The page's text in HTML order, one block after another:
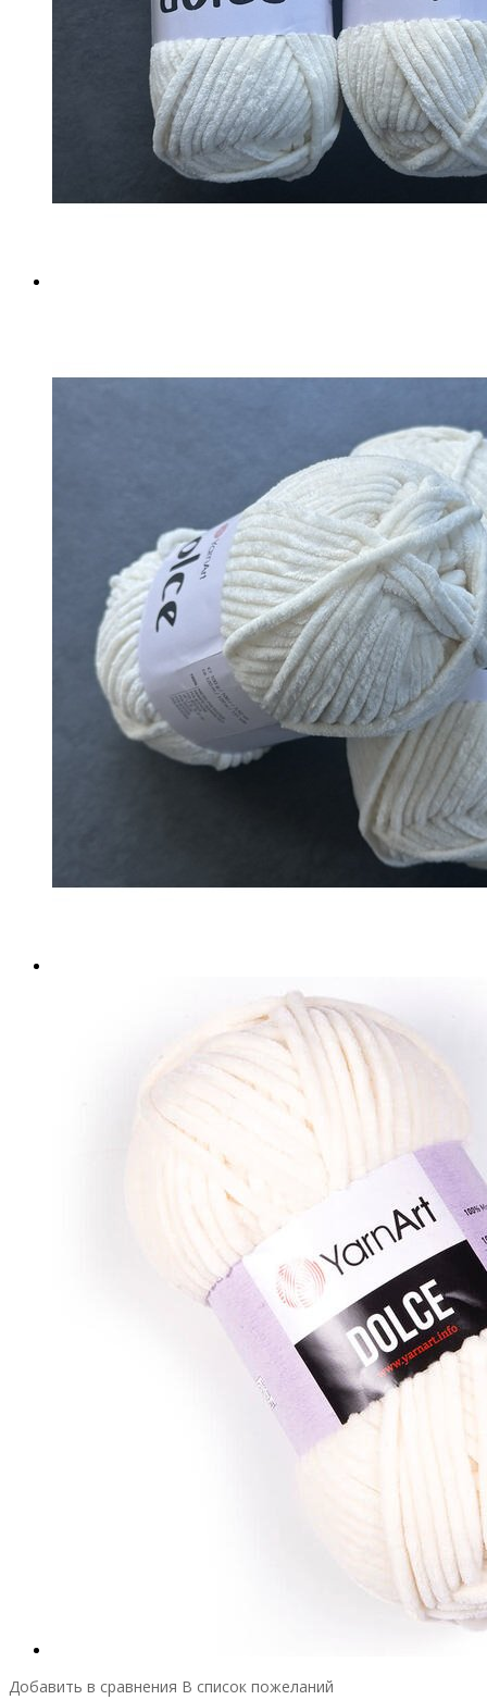
Добавить в сравнения В список пожеланий